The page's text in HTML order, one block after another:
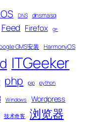
DNS dnsmasq
Feed Firefox g+
GMS安装 HarmonyOS
ITGeeker
php pip python
Windows Wordpress
技术奇客 浏览器